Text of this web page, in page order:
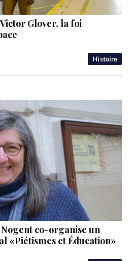
Histoire
Glover, la foi
co-organise un
«Piétismes et Éducation»